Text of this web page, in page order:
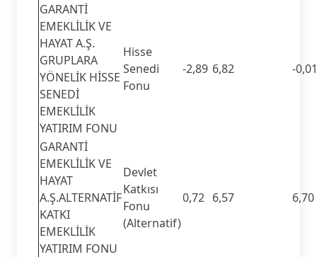
GARANTİ
EMEKLİLİK VE
HAYAT A.Ş.
GRUPLARA
YÖNELİK HİSSE
SENEDİ
EMEKLİLİK
YATIRIM FONU
Hisse
Senedi
Fonu
-2,89 6,82 -0,01
GARANTİ
EMEKLİLİK VE
HAYAT
A.Ş.ALTERNATİF
KATKI
EMEKLİLİK
YATIRIM FONU
Devlet
Katkısı
Fonu
(Alternatif)
0,72 6,57 6,70